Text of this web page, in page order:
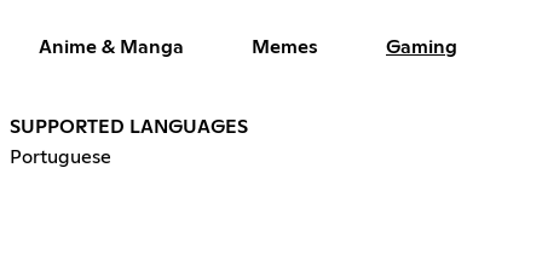
Anime & Manga Memes Gaming
SUPPORTED LANGUAGES
Portuguese